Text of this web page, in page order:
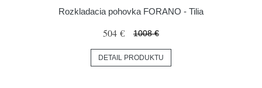
Rozkladacia pohovka FORANO - Tilia
504 € 1008 €
DETAIL PRODUKTU